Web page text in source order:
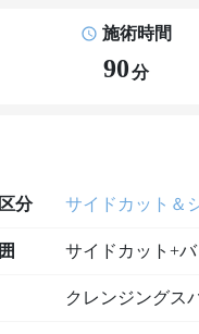
施術時間
90分
分 サイドカット＆
サイドカット+バ
クレンジングス